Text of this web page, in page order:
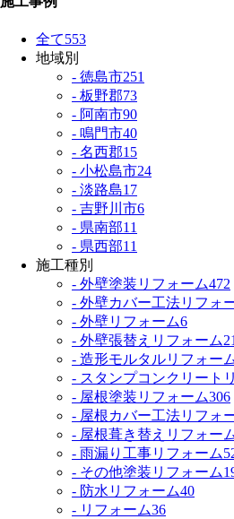
全て553
地域別
- 徳島市251
- 板野郡73
- 阿南市90
- 鳴門市40
- 名西郡15
- 小松島市24
- 淡路島17
- 吉野川市6
- 県南部11
- 県西部11
施工種別
- 外壁塗装リフォーム472
- 外壁カバー工法リフォ
- 外壁リフォーム6
- 外壁張替えリフォーム21
- 造形モルタルリフォー
- スタンプコンクリート
- 屋根塗装リフォーム306
- 屋根カバー工法リフォ
- 屋根葺き替えリフォー
- 雨漏り工事リフォーム
- その他塗装リフォーム
- 防水リフォーム40
- リフォーム36